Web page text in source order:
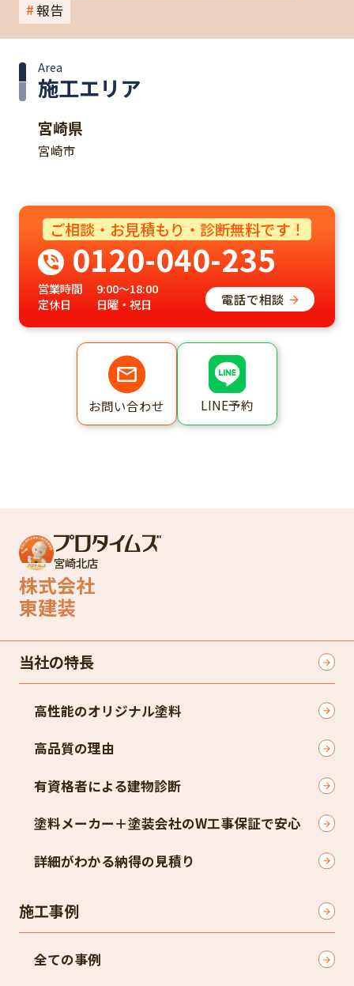
報告
施工エリア
Area
宮崎県
宮崎市
ご相談・お見積もり・診断無料です！
0120-040-235
営業時間
9:00～18:00
定休日
日曜・祝日 電話で相談
お問い合わせ LINE予約
宮崎北店
株式会社
東建装
当社の特長
高性能のオリジナル塗料
高品質の理由
有資格者による建物診断
塗料メーカー＋塗装会社のW工事保証で安心
詳細がわかる納得の見積り
施工事例
全ての事例